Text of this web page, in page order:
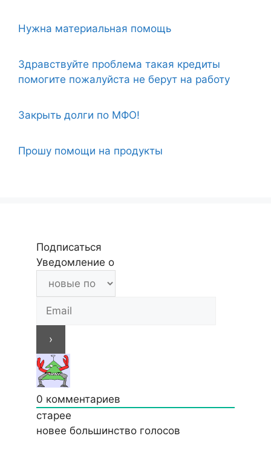
Нужна материальная помощь
Здравствуйте проблема такая кредиты
помогите пожалуйста не берут на работу
Закрыть долги по МФО!
Прошу помощи на продукты
Подписаться
Уведомление о
0 комментариев
старее
новее большинство голосов